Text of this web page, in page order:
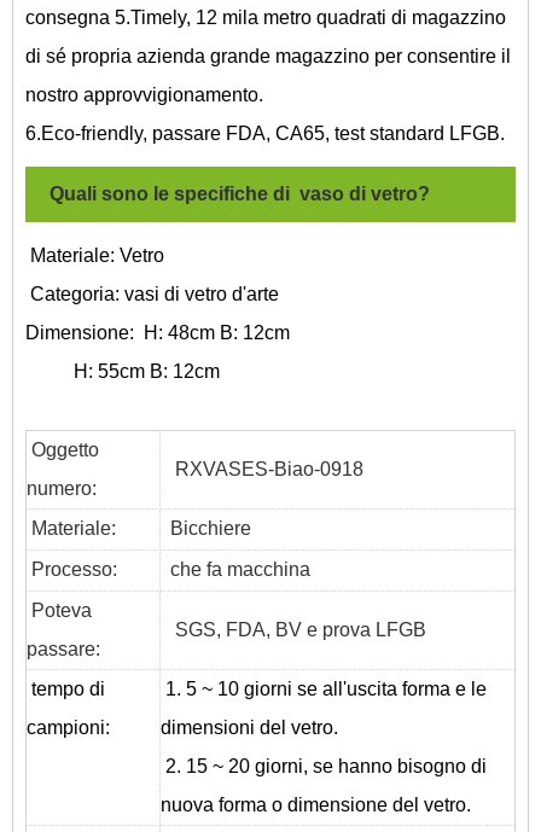
consegna 5.Timely, 12 mila metro quadrati di magazzino
di sé propria azienda grande magazzino per consentire il
nostro approvvigionamento.
6.Eco-friendly, passare FDA, CA65, test standard LFGB.
Quali sono le specifiche di vaso di vetro?
Materiale: Vetro
Categoria: vasi di vetro d'arte
Dimensione:
H: 48cm B: 12cm
H: 55cm B: 12cm
Oggetto
numero:
RXVASES-Biao-0918
Materiale:
Bicchiere
Processo:
che fa macchina
Poteva
passare:
SGS, FDA, BV e prova LFGB
tempo di
campioni:
1. 5 ~ 10 giorni se all'uscita forma e le
dimensioni del vetro.
2. 15 ~ 20 giorni, se hanno bisogno di
nuova forma o dimensione del vetro.